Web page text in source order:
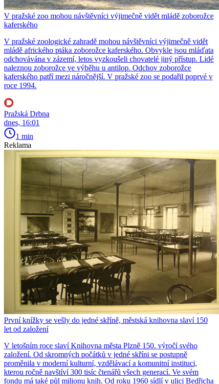
V pražské zoo mohou návštěvníci výjimečně vidět mládě zoborožce
kaferského
V pražské zoologické zahradě mohou návštěvníci výjimečně vidět
mládě afrického ptáka zoborožce kaferského. Obvykle jsou mláďata
odchovávána v zázemí, letos vyzkoušeli chovatelé jiný přístup. Lidé
naleznou zoborožce ve výběhu u antilop. Odchov zoborožce
kaferského patří mezi náročnější. V pražské zoo se podařil poprvé v
roce 1994.
Pražská Drbna
dnes, 16:01
1 min
Reklama
První knížky se vešly do jedné skříně, městská knihovna slaví 150
let od založení
V letošním roce slaví Knihovna města Plzně 150. výročí svého
založení. Od skromných počátků v jedné skříni se postupně
proměnila v moderní kulturní, vzdělávací a komunitní instituci,
kterou ročně navštíví 300 tisíc čtenářů všech generací. Ve svém
fondu má také půl milionu knih. Od roku 1960 sídlí v ulici Bedřicha